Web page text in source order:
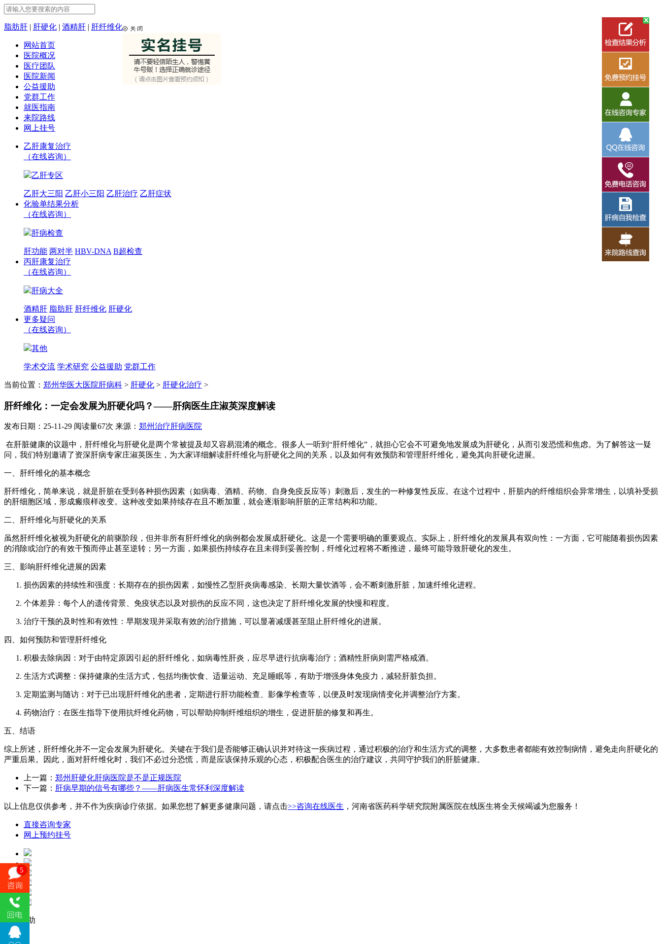
脂肪肝 | 肝硬化 | 酒精肝 | 肝纤维化
网站首页
医院概况
医疗团队
医院新闻
公益援助
党群工作
就医指南
来院路线
网上挂号
乙肝康复治疗
（在线咨询）
乙肝专区
乙肝大三阳 乙肝小三阳 乙肝治疗 乙肝症状
化验单结果分析
（在线咨询）
肝病检查
肝功能 两对半 HBV-DNA B超检查
丙肝康复治疗
（在线咨询）
肝病大全
酒精肝 脂肪肝 肝纤维化 肝硬化
更多疑问
（在线咨询）
其他
学术交流 学术研究 公益援助 党群工作
当前位置： 郑州华医大医院肝病科 > 肝硬化 > 肝硬化治疗 >
肝纤维化：一定会发展为肝硬化吗？——肝病医生庄淑英深度解读
发布日期：25-11-29 阅读量67次 来源： 郑州治疗肝病医院
在肝脏健康的议题中，肝纤维化与肝硬化是两个常被提及却又容易混淆的概念。很多人一听到“肝纤维化”，就担心它会不可避免地发展成为肝硬化，从而引发恐慌和焦虑。为了解答这一疑
问，我们特别邀请了资深肝病专家庄淑英医生，为大家详细解读肝纤维化与肝硬化之间的关系，以及如何有效预防和管理肝纤维化，避免其向肝硬化进展。
一、肝纤维化的基本概念
肝纤维化，简单来说，就是肝脏在受到各种损伤因素（如病毒、酒精、药物、自身免疫反应等）刺激后，发生的一种修复性反应。在这个过程中，肝脏内的纤维组织会异常增生，以填补受损
的肝细胞区域，形成瘢痕样改变。这种改变如果持续存在且不断加重，就会逐渐影响肝脏的正常结构和功能。
二、肝纤维化与肝硬化的关系
虽然肝纤维化被视为肝硬化的前驱阶段，但并非所有肝纤维化的病例都会发展成肝硬化。这是一个需要明确的重要观点。实际上，肝纤维化的发展具有双向性：一方面，它可能随着损伤因素
的消除或治疗的有效干预而停止甚至逆转；另一方面，如果损伤持续存在且未得到妥善控制，纤维化过程将不断推进，最终可能导致肝硬化的发生。
三、影响肝纤维化进展的因素
损伤因素的持续性和强度：长期存在的损伤因素，如慢性乙型肝炎病毒感染、长期大量饮酒等，会不断刺激肝脏，加速纤维化进程。
个体差异：每个人的遗传背景、免疫状态以及对损伤的反应不同，这也决定了肝纤维化发展的快慢和程度。
治疗干预的及时性和有效性：早期发现并采取有效的治疗措施，可以显著减缓甚至阻止肝纤维化的进展。
四、如何预防和管理肝纤维化
积极去除病因：对于由特定原因引起的肝纤维化，如病毒性肝炎，应尽早进行抗病毒治疗；酒精性肝病则需严格戒酒。
生活方式调整：保持健康的生活方式，包括均衡饮食、适量运动、充足睡眠等，有助于增强身体免疫力，减轻肝脏负担。
定期监测与随访：对于已出现肝纤维化的患者，定期进行肝功能检查、影像学检查等，以便及时发现病情变化并调整治疗方案。
药物治疗：在医生指导下使用抗纤维化药物，可以帮助抑制纤维组织的增生，促进肝脏的修复和再生。
五、结语
综上所述，肝纤维化并不一定会发展为肝硬化。关键在于我们是否能够正确认识并对待这一疾病过程，通过积极的治疗和生活方式的调整，大多数患者都能有效控制病情，避免走向肝硬化的
严重后果。因此，面对肝纤维化时，我们不必过分恐慌，而是应该保持乐观的心态，积极配合医生的治疗建议，共同守护我们的肝脏健康。
上一篇： 郑州肝硬化肝病医院是不是正规医院
下一篇： 肝病早期的信号有哪些？——肝病医生常怀利深度解读
以上信息仅供参考，并不作为疾病诊疗依据。如果您想了解更多健康问题，请点击>>咨询在线医生 ，河南省医药科学研究院附属医院在线医生将全天候竭诚为您服务！
直接咨询专家
网上预约挂号
公益救助
5